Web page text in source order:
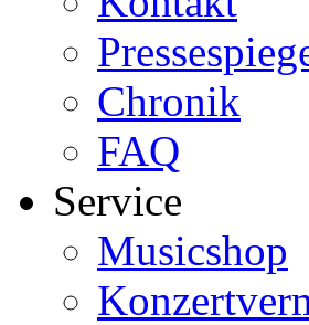
Chronik
FAQ
Service
Musicshop